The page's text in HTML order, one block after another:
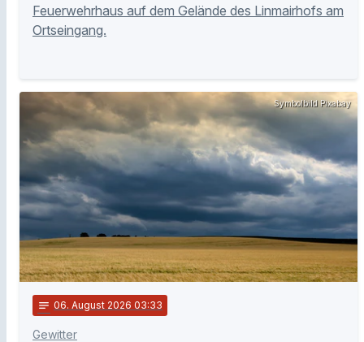
Feuerwehrhaus auf dem Gelände des Linmairhofs am
Ortseingang.
Symbolbild Pixabay
notes 06. August 2026 03:33
Gewitter